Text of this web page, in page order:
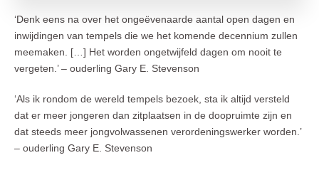
‘Denk eens na over het ongeëvenaarde aantal open dagen en
inwijdingen van tempels die we het komende decennium zullen
meemaken. […] Het worden ongetwijfeld dagen om nooit te
vergeten.’ – ouderling Gary E. Stevenson
‘Als ik rondom de wereld tempels bezoek, sta ik altijd versteld
dat er meer jongeren dan zitplaatsen in de doopruimte zijn en
dat steeds meer jongvolwassenen verordeningswerker worden.’
– ouderling Gary E. Stevenson